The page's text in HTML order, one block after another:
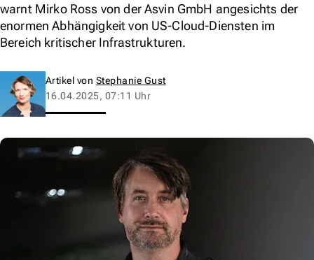
warnt Mirko Ross von der Asvin GmbH angesichts der
enormen Abhängigkeit von US-Cloud-Diensten im
Bereich kritischer Infrastrukturen.
Artikel von Stephanie Gust
16.04.2025, 07:11 Uhr